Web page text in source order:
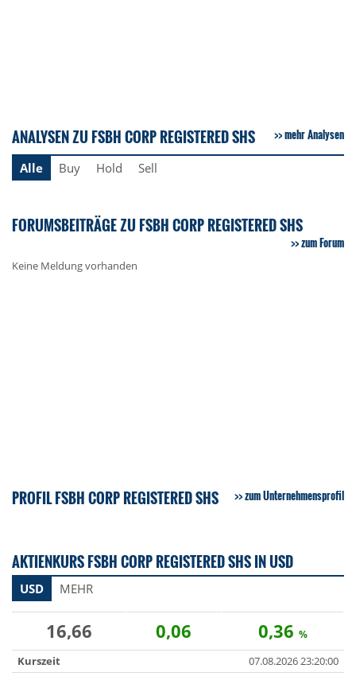
ANALYSEN ZU FSBH CORP REGISTERED SHS mehr Analysen
Alle Buy Hold Sell
FORUMSBEITRÄGE ZU FSBH CORP REGISTERED SHS
zum Forum
Keine Meldung vorhanden
PROFIL FSBH CORP REGISTERED SHS zum Unternehmensprofil
AKTIENKURS FSBH CORP REGISTERED SHS IN USD
USD MEHR
16,66 0,06 0,36 %
Kurszeit 07.08.2026 23:20:00